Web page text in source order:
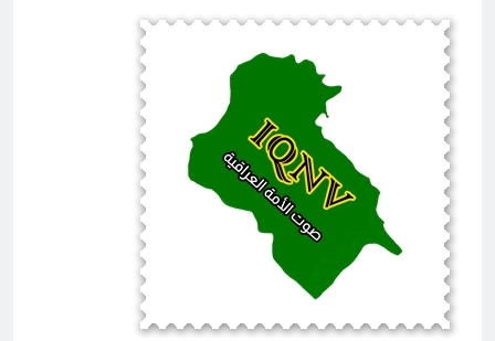
الجرح النرجسي وتضخم الذات
التعويضي
مشروع إنساني .. بدأ بكرتونة أدوية
مجانية وانتهى بـ”صيدليات”خيرية !
8 ساعات Ago
اتفاق مكة.. لحظة إعادة تشكيل
للتوازنات الإقليمية
من حلف بغداد إلى الحلف السعودي
التركي الباكستاني- وفوائد انضمام
13 ساعة Ago
شعراء العراق الذين بقيت قبورهم في